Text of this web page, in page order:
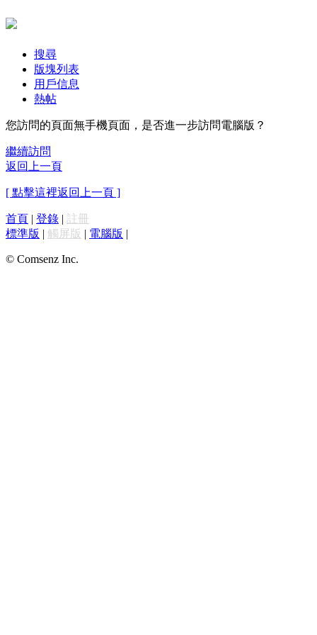
搜尋
版塊列表
用戶信息
熱帖
您訪問的頁面無手機頁面，是否進一步訪問電腦版？
繼續訪問
返回上一頁
[ 點擊這裡返回上一頁 ]
首頁 | 登錄 | 註冊
標準版 | 觸屏版 | 電腦版 |
© Comsenz Inc.